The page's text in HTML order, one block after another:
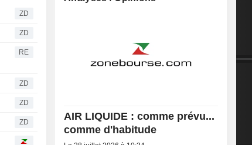
ZD
ZD
RE
ZD
ZD
ZD
AIR LIQUIDE : comme prévu...
comme d'habitude